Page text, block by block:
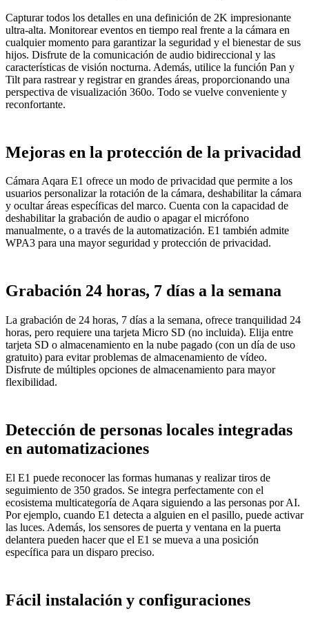
Capturar todos los detalles en una definición de 2K impresionante
ultra-alta. Monitorear eventos en tiempo real frente a la cámara en
cualquier momento para garantizar la seguridad y el bienestar de sus
hijos. Disfrute de la comunicación de audio bidireccional y las
características de visión nocturna. Además, utilice la función Pan y
Tilt para rastrear y registrar en grandes áreas, proporcionando una
perspectiva de visualización 360o. Todo se vuelve conveniente y
reconfortante.
Mejoras en la protección de la privacidad
Cámara Aqara E1 ofrece un modo de privacidad que permite a los
usuarios personalizar la rotación de la cámara, deshabilitar la cámara
y ocultar áreas específicas del marco. Cuenta con la capacidad de
deshabilitar la grabación de audio o apagar el micrófono
manualmente, o a través de la automatización. E1 también admite
WPA3 para una mayor seguridad y protección de privacidad.
Grabación 24 horas, 7 días a la semana
La grabación de 24 horas, 7 días a la semana, ofrece tranquilidad 24
horas, pero requiere una tarjeta Micro SD (no incluida). Elija entre
tarjeta SD o almacenamiento en la nube pagado (con un día de uso
gratuito) para evitar problemas de almacenamiento de vídeo.
Disfrute de múltiples opciones de almacenamiento para mayor
flexibilidad.
Detección de personas locales integradas
en automatizaciones
El E1 puede reconocer las formas humanas y realizar tiros de
seguimiento de 350 grados. Se integra perfectamente con el
ecosistema multicategoría de Aqara siguiendo a las personas por AI.
Por ejemplo, cuando E1 detecta a alguien en el pasillo, puede activar
las luces. Además, los sensores de puerta y ventana en la puerta
delantera pueden hacer que el E1 se mueva a una posición
específica para un disparo preciso.
Fácil instalación y configuraciones